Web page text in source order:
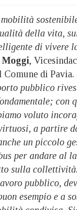
mobilità
della vita,
di vivere
Moggi,
di Pavia.
pubblico
con
voluto
a partire
un piccolo
per andare al
sulla
pubblico,
esempio e a